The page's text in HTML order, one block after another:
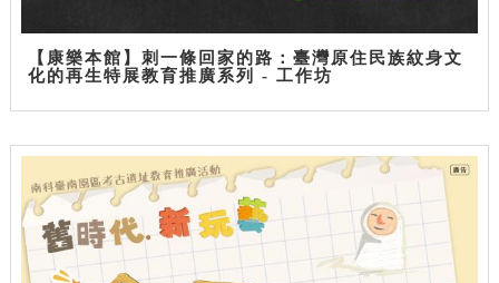
【康樂本館】刺一條回家的路：臺灣原住民族紋身文
化的再生特展教育推廣系列 - 工作坊